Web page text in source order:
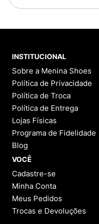
INSTITUCIONAL
Sobre a Menina Shoes
Política de Privacidade
Política de Troca
Política de Entrega
Lojas Físicas
Programa de Fidelidade
Blog
VOCÊ
Cadastre-se
Minha Conta
Meus Pedidos
Trocas e Devoluções